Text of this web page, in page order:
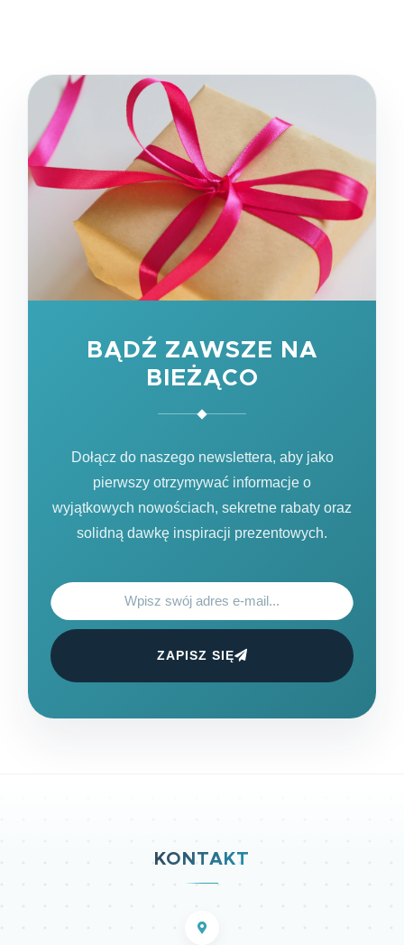
BĄDŹ ZAWSZE NA
BIEŻĄCO
Dołącz do naszego newslettera, aby jako
pierwszy otrzymywać informacje o
wyjątkowych nowościach, sekretne rabaty oraz
solidną dawkę inspiracji prezentowych.
ZAPISZ SIĘ
KONTAKT